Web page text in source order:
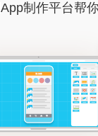
制作平台帮